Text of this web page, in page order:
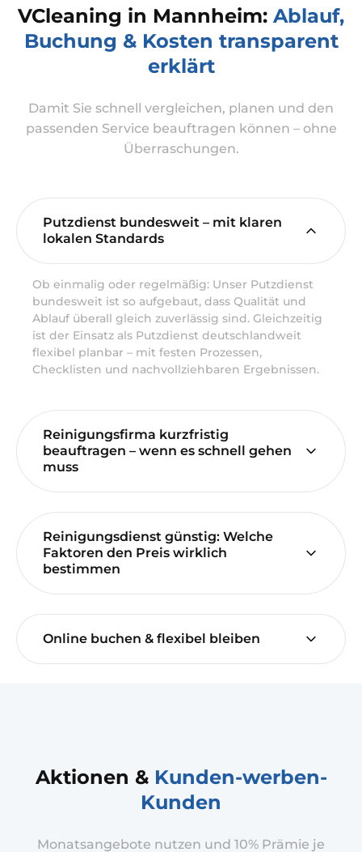
VCleaning in Mannheim: Ablauf,
Buchung & Kosten transparent
erklärt
Damit Sie schnell vergleichen, planen und den
passenden Service beauftragen können – ohne
Überraschungen.
Putzdienst bundesweit – mit klaren
lokalen Standards
Ob einmalig oder regelmäßig: Unser Putzdienst
bundesweit ist so aufgebaut, dass Qualität und
Ablauf überall gleich zuverlässig sind. Gleichzeitig
ist der Einsatz als Putzdienst deutschlandweit
flexibel planbar – mit festen Prozessen,
Checklisten und nachvollziehbaren Ergebnissen.
Reinigungsfirma kurzfristig
beauftragen – wenn es schnell gehen
muss
Reinigungsdienst günstig: Welche
Faktoren den Preis wirklich
bestimmen
Online buchen & flexibel bleiben
Aktionen & Kunden-werben-
Kunden
Monatsangebote nutzen und 10% Prämie je